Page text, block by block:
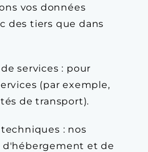
vos données
des tiers que dans
services : pour
(par exemple,
de transport).
: nos
d'hébergement et de